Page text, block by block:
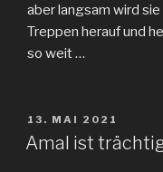
aber langsam wird
Treppen herauf und
so weit …
VERÖFFENTLICHT
AM
13. MAI 2021
Amal ist